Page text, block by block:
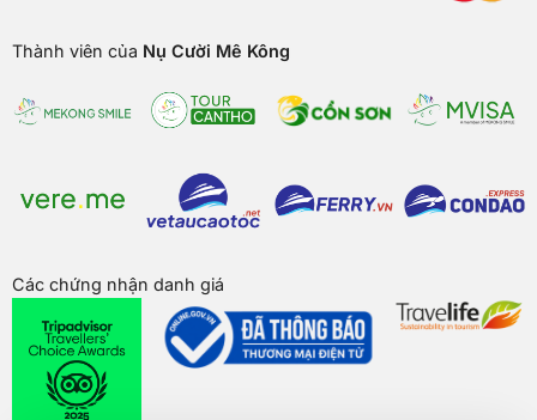
Thành viên của Nụ Cười Mê Kông
Các chứng nhận danh giá